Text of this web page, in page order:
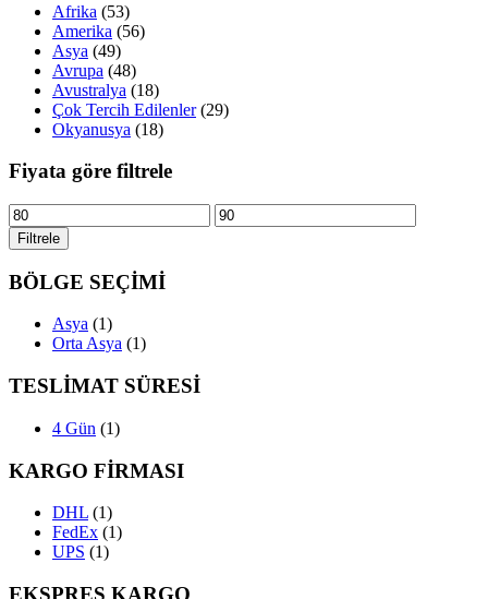
Afrika (53)
Amerika (56)
Asya (49)
Avrupa (48)
Avustralya (18)
Çok Tercih Edilenler (29)
Okyanusya (18)
Fiyata göre filtrele
En
düşük
fiyat
En
yüksek
Filtrele
BÖLGE SEÇİMİ
Asya (1)
Orta Asya (1)
TESLİMAT SÜRESİ
4 Gün (1)
KARGO FİRMASI
DHL (1)
FedEx (1)
UPS (1)
EKSPRES KARGO